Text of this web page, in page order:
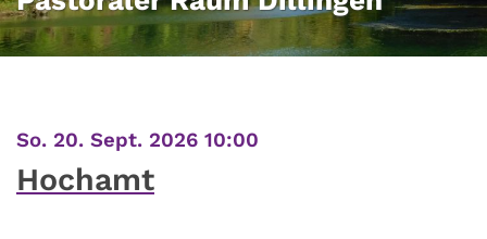
So. 20. Sept. 2026 10:00
Hochamt